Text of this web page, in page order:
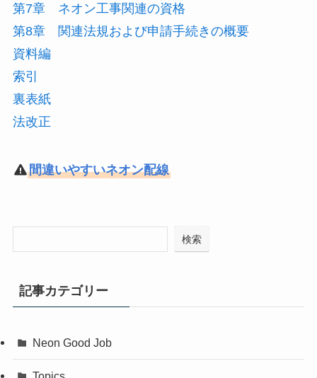
第7章 ネオン工事関連の資格
第8章 関連法規および申請手続きの概要
資料編
索引
裏表紙
法改正
間違いやすいネオン配線
検索
記事カテゴリー
Neon Good Job